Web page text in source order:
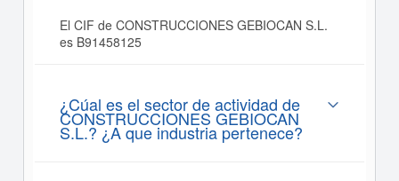
El CIF de CONSTRUCCIONES GEBIOCAN S.L.
es B91458125
¿Cúal es el sector de actividad de
CONSTRUCCIONES GEBIOCAN
S.L.? ¿A que industria pertenece?